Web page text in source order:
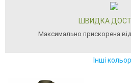
ШВИДКА
Максимально прискорена
Інші